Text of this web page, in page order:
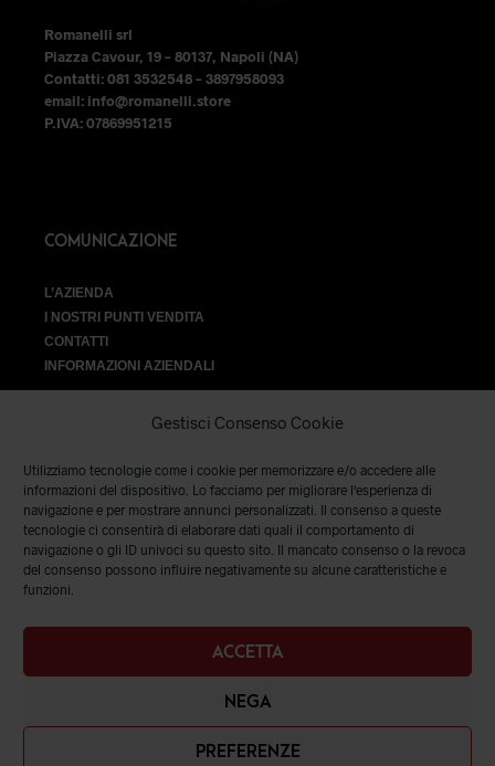
Gestisci Consenso Cookie
Utilizziamo tecnologie come i cookie per memorizzare e/o accedere alle
informazioni del dispositivo. Lo facciamo per migliorare l'esperienza di
navigazione e per mostrare annunci personalizzati. Il consenso a queste
tecnologie ci consentirà di elaborare dati quali il comportamento di
navigazione o gli ID univoci su questo sito. Il mancato consenso o la revoca
del consenso possono influire negativamente su alcune caratteristiche e
funzioni.
ACCETTA
NEGA
PREFERENZE
Romanelli srl
Piazza Cavour, 19 – 80137, Napoli (NA)
Contatti: 081 3532548 – 3897958093
email: info@romanelli.store
P.IVA: 07869951215
COMUNICAZIONE
L’AZIENDA
I NOSTRI PUNTI VENDITA
CONTATTI
INFORMAZIONI AZIENDALI
VENDITA
SPEDIZIONI E RESI |TERMINI E CONDIZIONI|PRIVACY &
COOKIES